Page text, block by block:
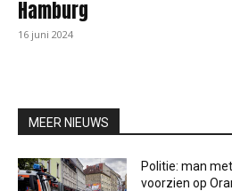
Hamburg
16 juni 2024
MEER NIEUWS
Politie: man
voorzien op